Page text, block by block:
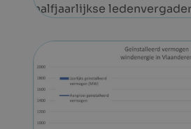
halfjaarlijkse